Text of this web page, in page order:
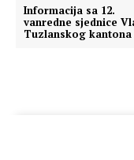
Informacija sa 12.
vanredne sjednice
Tuzlanskog kantona